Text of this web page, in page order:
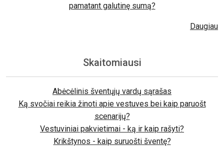
pamatant galutinę sumą?
Daugiau
Skaitomiausi
Abėcėlinis šventųjų vardų sąrašas
Ką svočiai reikia žinoti apie vestuves bei kaip paruošt
scenarijų?
Vestuviniai pakvietimai - ką ir kaip rašyti?
Krikštynos - kaip suruošti šventę?